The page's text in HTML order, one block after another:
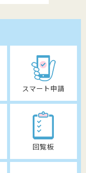
スマート申請
回覧板